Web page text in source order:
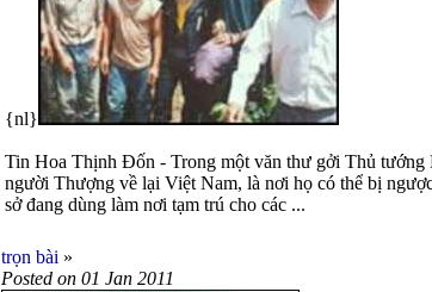
{nl}
Tin Hoa Thịnh Ðốn - Trong một văn thư gởi Thủ
người Thượng về lại Việt Nam, là nơi họ có thể bị
sở đang dùng làm nơi tạm trú cho các ...
trọn bài »
Posted on 01 Jan 2011